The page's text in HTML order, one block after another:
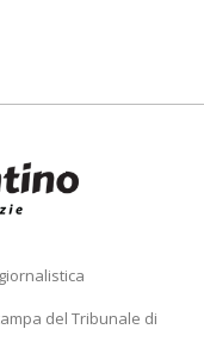
del Tribunale di